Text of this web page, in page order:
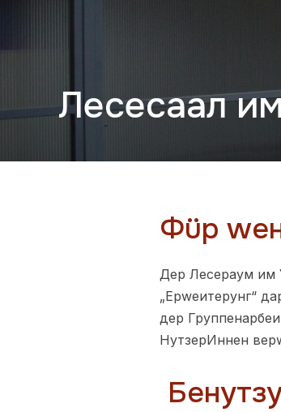
Лесесаал
Фüр
Дер Лесераум им
„Ерwеитерунг“
дер
НутзерИннен